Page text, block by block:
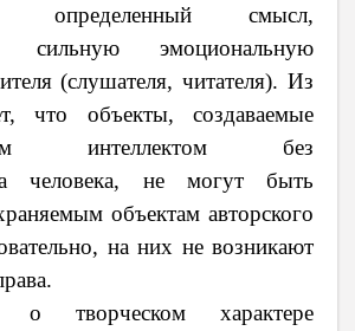
определенный смысл,
сильную эмоциональную
(слушателя, читателя). Из
что объекты, создаваемые
интеллектом без
человека, не могут быть
объектам авторского
на них не возникают
творческом характере